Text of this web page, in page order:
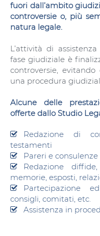
fuori dall’ambito
controversie o, più
natura legale.
L’attività di
fase giudiziale è
controversie,
una procedura
Alcune delle
offerte dallo Studio
Redazione di
testamenti
Pareri e consulenze
Redazione
memorie, esposti,
Partecipazione
consigli, comitati, etc.
Assistenza in